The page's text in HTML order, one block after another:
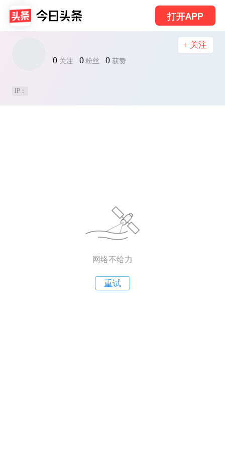
打开APP
0 关注 0 粉丝 0 获赞
+ 关注
IP：
网络不给力
重试